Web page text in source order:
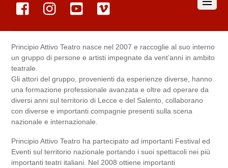
Principio Attivo Teatro nasce nel 2007 e raccoglie al suo interno
un gruppo di persone e artisti impegnate da vent’anni in ambito
teatrale.
Gli attori del gruppo, provenienti da esperienze diverse, hanno
una formazione professionale avanzata e oltre ad operare da
diversi anni sul territorio di Lecce e del Salento, collaborano
con diverse e importanti compagnie presenti sulla scena
nazionale e internazionale.
Principio Attivo Teatro ha partecipato ad importanti Festival ed
Eventi sul territorio nazionale portando i suoi spettacoli nei più
importanti teatri italiani. Nel 2008 ottiene importanti